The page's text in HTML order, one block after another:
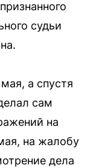
судьи
а спустя
сам
на
на жалобу
дела